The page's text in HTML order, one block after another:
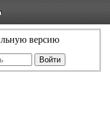
версию